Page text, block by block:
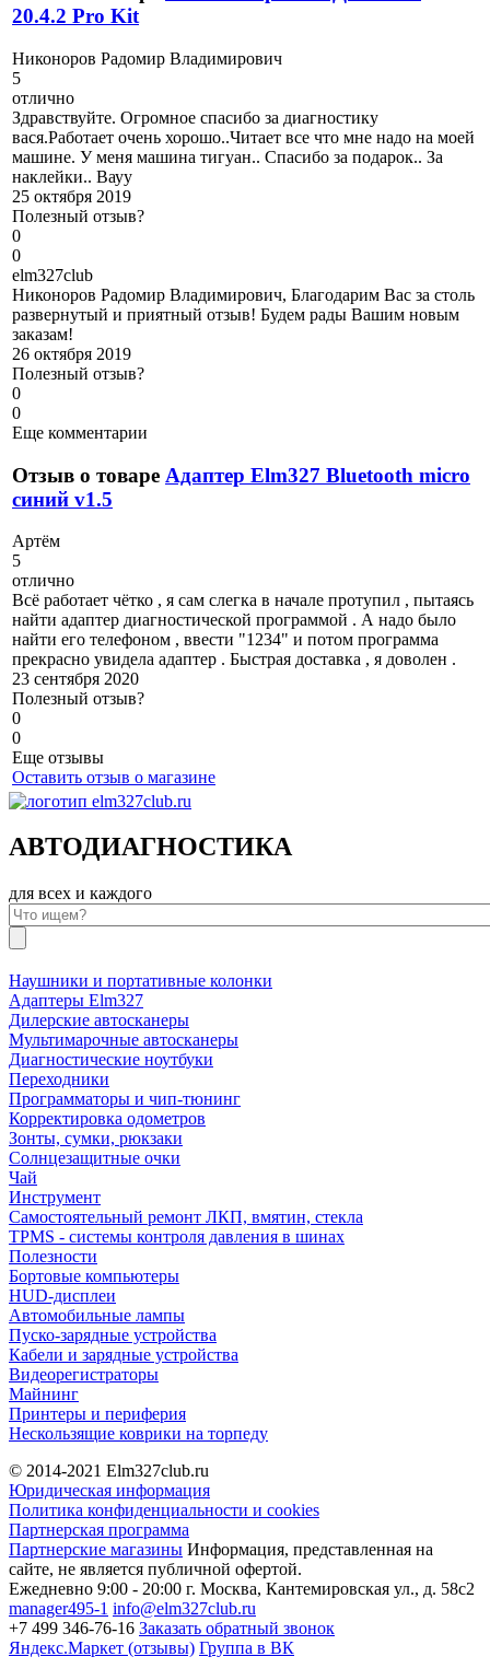
20.4.2 Pro Kit
Никоноров Радомир Владимирович
5
отлично
Здравствуйте. Огромное спасибо за диагностику
вася.Работает очень хорошо..Читает все что мне надо на моей
машине. У меня машина тигуан.. Спасибо за подарок.. За
наклейки.. Вауу
25 октября 2019
Полезный отзыв?
0
0
elm327club
Никоноров Радомир Владимирович, Благодарим Вас за столь
развернутый и приятный отзыв! Будем рады Вашим новым
заказам!
26 октября 2019
Полезный отзыв?
0
0
Еще комментарии
Отзыв о товаре Адаптер Elm327 Bluetooth micro
синий v1.5
Артём
5
отлично
Всё работает чётко , я сам слегка в начале протупил , пытаясь
найти адаптер диагностической программой . А надо было
найти его телефоном , ввести "1234" и потом программа
прекрасно увидела адаптер . Быстрая доставка , я доволен .
23 сентября 2020
Полезный отзыв?
0
0
Еще отзывы
Оставить отзыв о магазине
АВТОДИАГНОСТИКА
для всех и каждого
Наушники и портативные колонки
Адаптеры Elm327
Дилерские автосканеры
Мультимарочные автосканеры
Диагностические ноутбуки
Переходники
Программаторы и чип-тюнинг
Корректировка одометров
Зонты, сумки, рюкзаки
Солнцезащитные очки
Чай
Инструмент
Самостоятельный ремонт ЛКП, вмятин, стекла
TPMS - системы контроля давления в шинах
Полезности
Бортовые компьютеры
HUD-дисплеи
Автомобильные лампы
Пуско-зарядные устройства
Кабели и зарядные устройства
Видеорегистраторы
Майнинг
Принтеры и периферия
Нескользящие коврики на торпеду
© 2014-2021 Elm327club.ru
Юридическая информация
Политика конфиденциальности и cookies
Партнерская программа
Партнерские магазины Информация, представленная на
сайте, не является публичной офертой.
Ежедневно 9:00 - 20:00 г. Москва, Кантемировская ул., д. 58с2
manager495-1 info@elm327club.ru
+7 499 346-76-16 Заказать обратный звонок
Яндекс.Маркет (отзывы) Группа в ВК